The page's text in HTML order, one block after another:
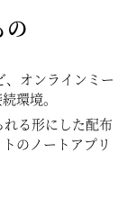
の
、オンラインミー
環境。
る形にした配布
のノートアプリ